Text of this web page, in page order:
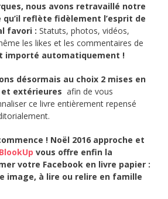
nous avons retravaillé notre
reflète fidèlement l’esprit de
favori : Statuts, photos, vidéos,
les likes et les commentaires de
importé automatiquement !
désormais au choix 2 mises en
extérieures afin de vous
ce livre entièrement repensé
! Noël 2016 approche et
BlookUp vous offre enfin la
votre Facebook en livre papier :
image, à lire ou relire en famille